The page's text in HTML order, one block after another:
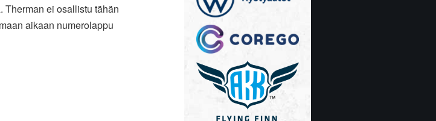
ei osallistu tähän
aikaan numerolappu